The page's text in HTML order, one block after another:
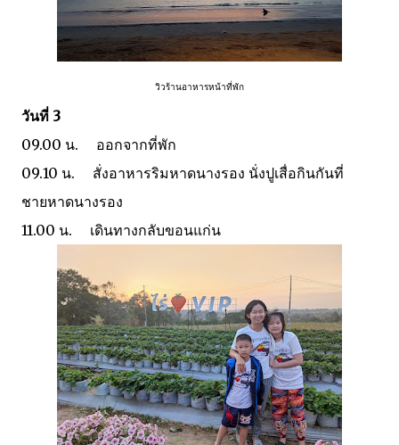
วิวร้านอาหารหน้าที่พัก
วันที่ 3
09.00 น. ออกจากที่พัก
09.10 น. สั่งอาหารริมหาดนางรอง นั่งปูเสื่อกินกันที่
ชายหาดนางรอง
11.00 น. เดินทางกลับขอนแก่น